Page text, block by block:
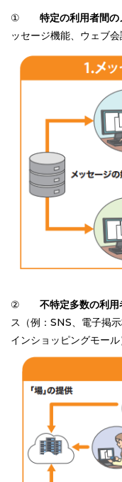
① 特定の利用者間
ッセージ機能、ウェブ会
② 不特定多数の利
ス（例：SNS、電子掲
インショッピングモール